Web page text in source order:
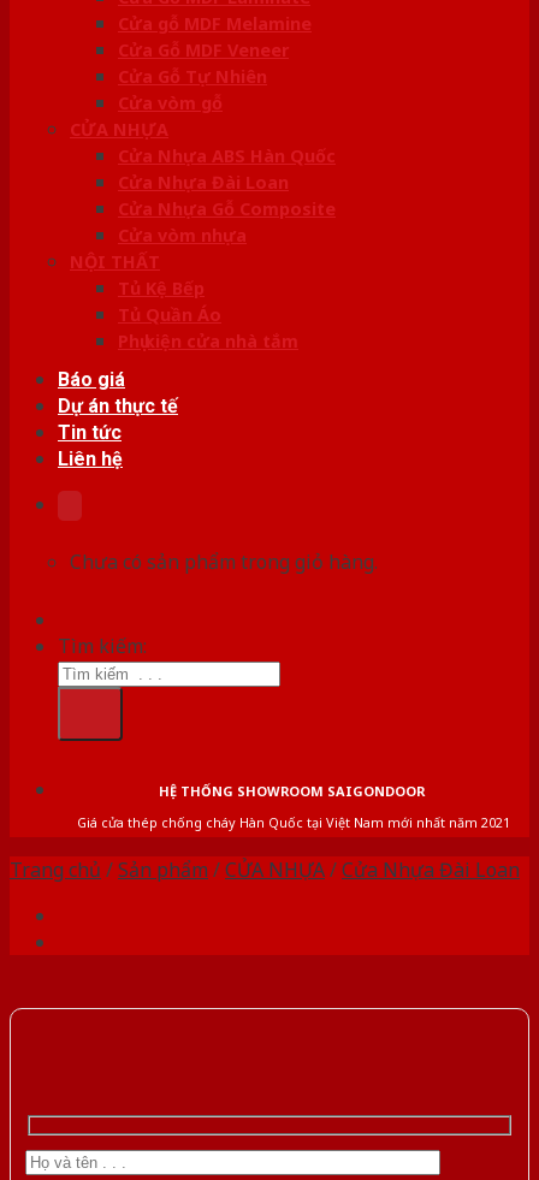
Cửa gỗ MDF Melamine
Cửa Gỗ MDF Veneer
Cửa Gỗ Tự Nhiên
Cửa vòm gỗ
CỬA NHỰA
Cửa Nhựa ABS Hàn Quốc
Cửa Nhựa Đài Loan
Cửa Nhựa Gỗ Composite
Cửa vòm nhựa
NỘI THẤT
Tủ Kệ Bếp
Tủ Quần Áo
Phụ kiện cửa nhà tắm
Báo giá
Dự án thực tế
Tin tức
Liên hệ
Chưa có sản phẩm trong giỏ hàng.
Tìm kiếm:
HỆ THỐNG SHOWROOM SAIGONDOOR
Giá cửa thép chống cháy Hàn Quốc tại Việt Nam mới nhất năm 2021
Trang chủ /Sản phẩm /CỬA NHỰA/Cửa Nhựa Đài Loan